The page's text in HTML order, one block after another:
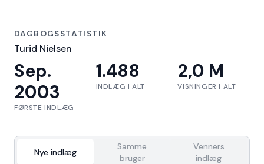
DAGBOGSSTATISTIK
Turid Nielsen
Sep.
2003
FØRSTE INDLÆG
1.488
INDLÆG I ALT
2,0 M
VISNINGER I ALT
Nye indlæg
Samme
bruger
Venners
indlæg